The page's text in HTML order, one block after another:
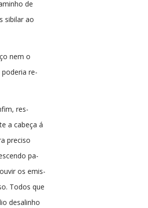
de
sibilar ao
nem o
re-
res-
a cabeça á
preciso
pa-
os emis-
Todos que
desalinho